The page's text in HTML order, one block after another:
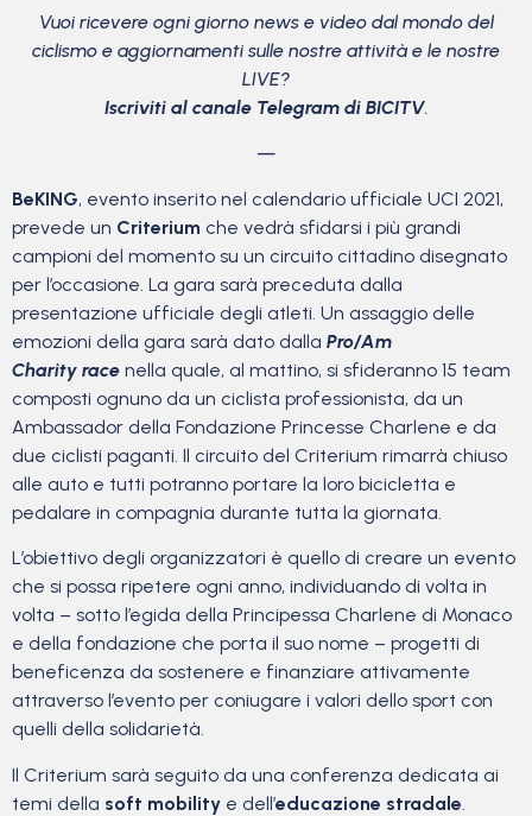
Vuoi ricevere ogni giorno news e video dal mondo del
ciclismo e aggiornamenti sulle nostre attività e le nostre
LIVE?
Iscriviti al canale Telegram di BICITV.
—
BeKING, evento inserito nel calendario ufficiale UCI 2021,
prevede un Criterium che vedrà sfidarsi i più grandi
campioni del momento su un circuito cittadino disegnato
per l’occasione. La gara sarà preceduta dalla
presentazione ufficiale degli atleti. Un assaggio delle
emozioni della gara sarà dato dalla Pro/Am
Charity race nella quale, al mattino, si sfideranno 15 team
composti ognuno da un ciclista professionista, da un
Ambassador della Fondazione Princesse Charlene e da
due ciclisti paganti. Il circuito del Criterium rimarrà chiuso
alle auto e tutti potranno portare la loro bicicletta e
pedalare in compagnia durante tutta la giornata.
L’obiettivo degli organizzatori è quello di creare un evento
che si possa ripetere ogni anno, individuando di volta in
volta – sotto l’egida della Principessa Charlene di Monaco
e della fondazione che porta il suo nome – progetti di
beneficenza da sostenere e finanziare attivamente
attraverso l’evento per coniugare i valori dello sport con
quelli della solidarietà.
Il Criterium sarà seguito da una conferenza dedicata ai
temi della soft mobility e dell’educazione stradale